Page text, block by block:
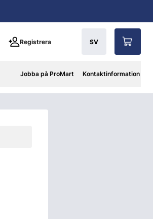
Registrera SV
Jobba på ProMart Kontaktinformation